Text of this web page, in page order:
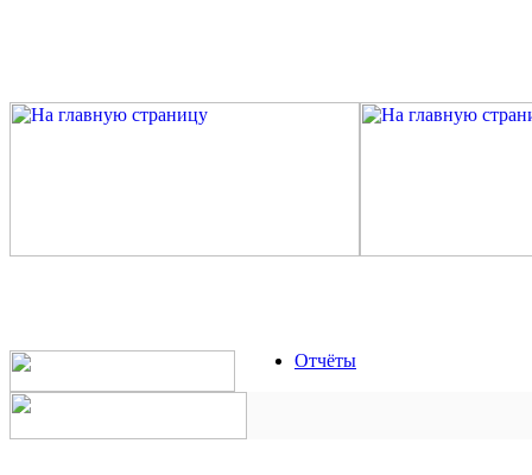
Отчёты